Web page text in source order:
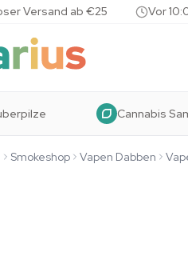
Versand ab €25 Vor
Cannabis
Smokeshop Vapen Dabben